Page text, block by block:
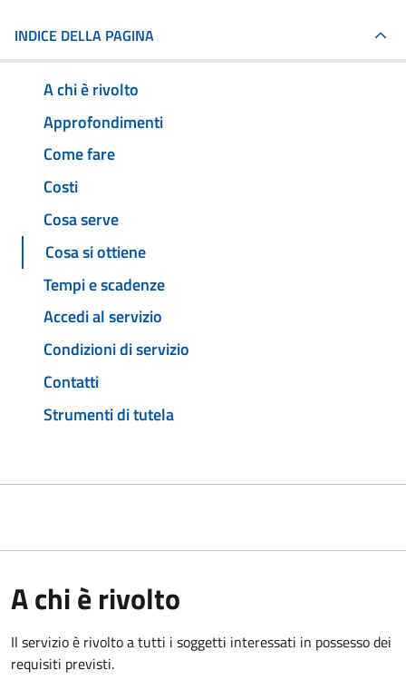
INDICE DELLA PAGINA
A chi è rivolto
Approfondimenti
Come fare
Costi
Cosa serve
Cosa si ottiene
Tempi e scadenze
Accedi al servizio
Condizioni di servizio
Contatti
Strumenti di tutela
A chi è rivolto
Il servizio è rivolto a tutti i soggetti interessati in possesso dei
requisiti previsti.